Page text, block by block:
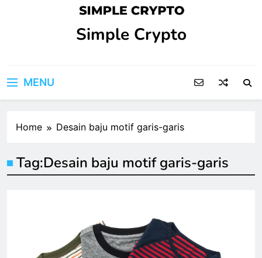
Simple Crypto
MENU
Home Desain baju motif garis-garis
Tag:Desain baju motif garis-garis